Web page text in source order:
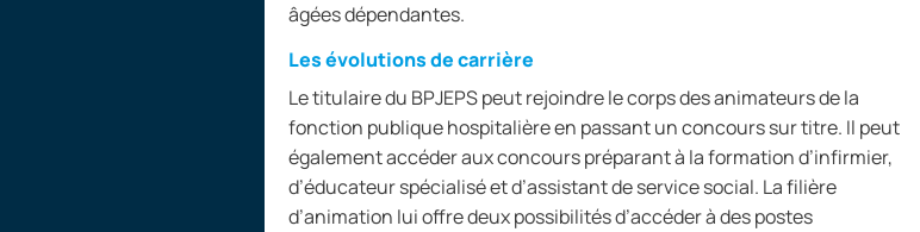
âgées dépendantes.
Les évolutions de carrière
Le titulaire du BPJEPS peut rejoindre le corps des animateurs de la
fonction publique hospitalière en passant un concours sur titre. Il peut
également accéder aux concours préparant à la formation d’infirmier,
d’éducateur spécialisé et d’assistant de service social. La filière
d’animation lui offre deux possibilités d’accéder à des postes